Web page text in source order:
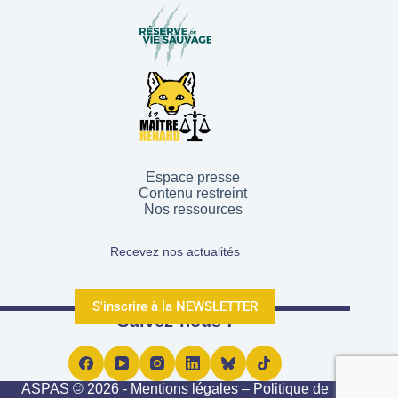
Espace presse
Contenu restreint
Nos ressources
Recevez nos actualités
S'inscrire à la NEWSLETTER
Suivez-nous !
ASPAS © 2026 - Mentions légales – Politique de